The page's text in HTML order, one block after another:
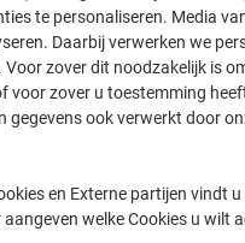
OKI MC 351
Toner
te personaliseren. Media
Daarbij verwerken we
zover dit noodzakelijk is
zover u toestemming
gegevens ook verwerkt door
en Externe partijen vindt u
welke Cookies u wilt